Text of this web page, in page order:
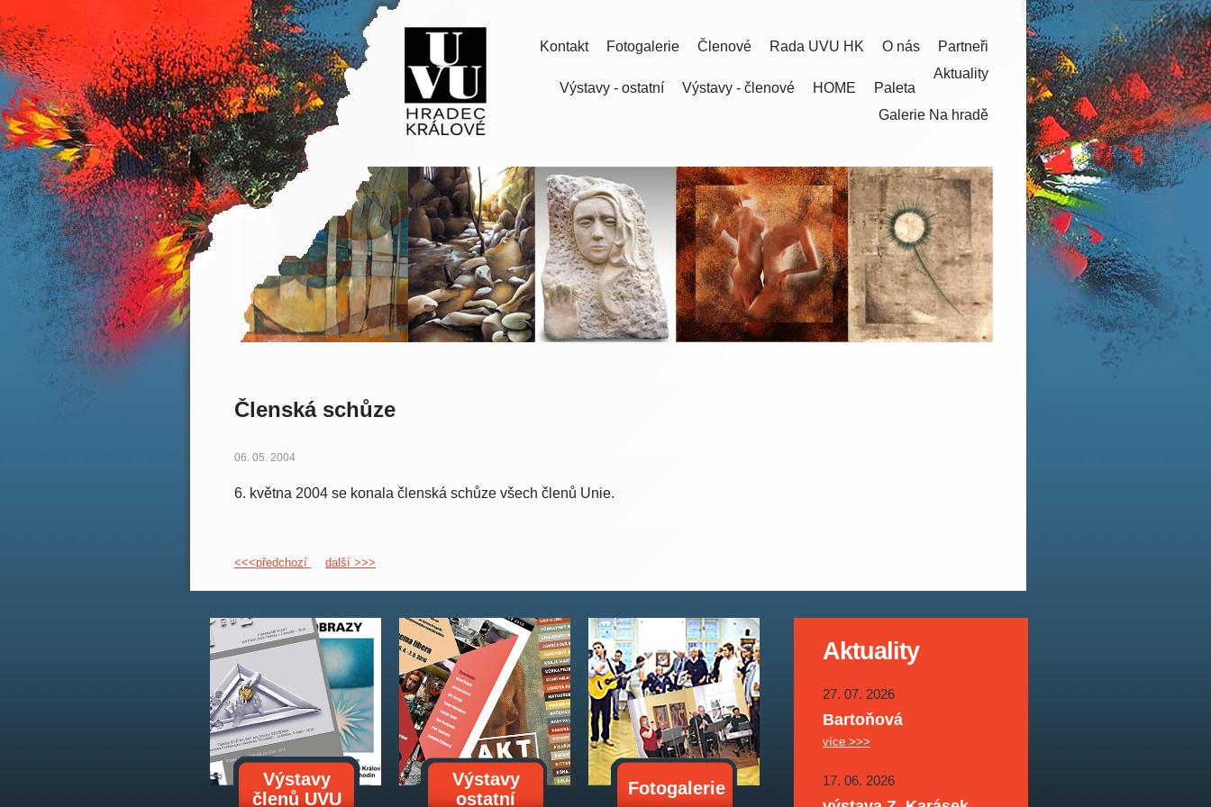
Partneři
O nás
Rada UVU HK
Členové
Fotogalerie
Kontakt
Aktuality
Paleta
HOME
Výstavy - členové
Výstavy - ostatní
Galerie Na hradě
Členská schůze
06. 05. 2004
6. května 2004 se konala členská schůze všech členů Unie.
<<<předchozí další >>>
Výstavy
členů UVU
Výstavy
ostatní
Fotogalerie
Aktuality
27. 07. 2026
Bartoňová
více >>>
17. 06. 2026